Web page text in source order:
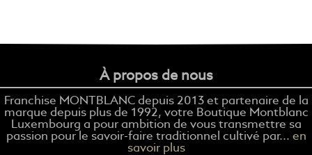
À propos de nous
Franchise MONTBLANC depuis 2013 et partenaire de la
marque depuis plus de 1992, votre Boutique Montblanc
Luxembourg a pour ambition de vous transmettre sa
passion pour le savoir-faire traditionnel cultivé par... en
savoir plus